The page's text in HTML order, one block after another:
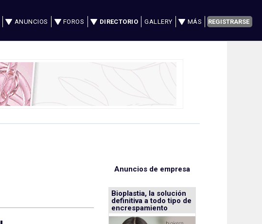
ANUNCIOS FOROS DIRECTORIO GALLERY MÁS REGISTRARSE
Anuncios de empresa
Bioplastia, la solución
definitiva a todo tipo de
encrespamiento